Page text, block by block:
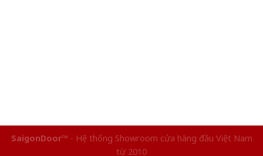
SaigonDoor™ - Hệ thống Showroom cửa hàng đầu Việt Nam
từ 2010